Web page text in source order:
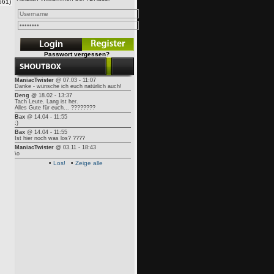
Passwort vergessen?
ManiacTwister @ 07.03 - 11:07
Danke - wünsche ich euch natürlich auch!
Deng @ 18.02 - 13:37
Tach Leute. Lang ist her.
Alles Gute für euch... ????????
Bax @ 14.04 - 11:55
:)
Bax @ 14.04 - 11:55
Ist hier noch was los? ????
ManiacTwister @ 03.11 - 18:43
\o
• Los! • Zeige alle